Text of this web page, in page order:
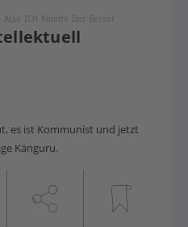
Also ICH Könnte Das Besser
es ist Kommunist und jetzt
Känguru.